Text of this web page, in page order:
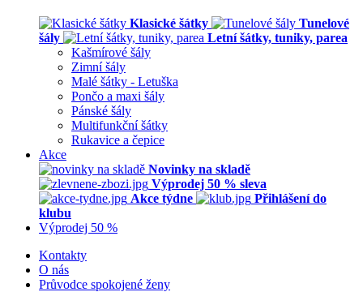
Klasické šátky
Tunelové
šály
Letní šátky, tuniky, parea
Kašmírové šály
Zimní šály
Malé šátky - Letuška
Pončo a maxi šály
Pánské šály
Multifunkční šátky
Rukavice a čepice
Akce
Novinky na skladě
Výprodej 50 % sleva
Akce týdne
Přihlášení do
klubu
Výprodej 50 %
Kontakty
O nás
Průvodce spokojené ženy